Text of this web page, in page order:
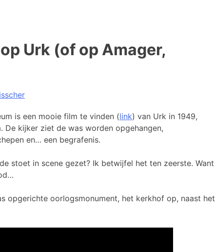
Urk (of op Amager,
is een mooie film te vinden (link) van Urk in 1949,
De kijker ziet de was worden opgehangen,
en… een begrafenis.
stoet in scene gezet? Ik betwijfel het ten zeerste. Want
opgerichte oorlogsmonument, het kerkhof op, naast het